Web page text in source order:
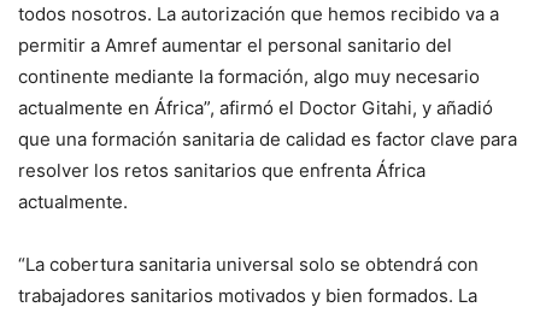
todos nosotros. La autorización que hemos recibido va a
permitir a Amref aumentar el personal sanitario del
continente mediante la formación, algo muy necesario
actualmente en África”, afirmó el Doctor Gitahi, y añadió
que una formación sanitaria de calidad es factor clave para
resolver los retos sanitarios que enfrenta África
actualmente.
“La cobertura sanitaria universal solo se obtendrá con
trabajadores sanitarios motivados y bien formados. La